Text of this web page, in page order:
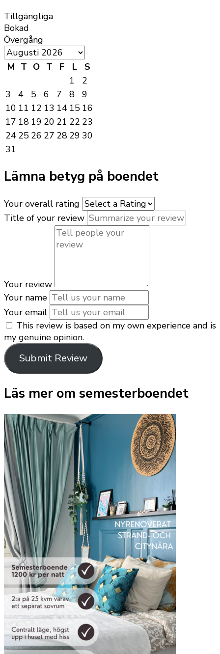
Tillgängliga
Bokad
Övergång
M T O T F L
S
1
2
3
4 5 6 7 8
9
10 11 12 13 14 15 16
17 18 19 20 21 22 23
24 25 26 27 28 29 30
31
Lämna betyg på boendet
Your overall rating
Title of your review
Your review
Your name
Your email
This review is based on my own experience and is
my genuine opinion.
Submit Review
Läs mer om semesterboendet